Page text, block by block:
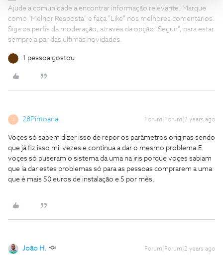
Ajude a comunidade a encontrar informação relevante. Marque
como "Melhor Resposta" e faça "Like" nos melhores comentários.
Siga os perfis da moderação, através da opção "Seguir", para estar
sempre a par das ultimas novidades.
1 pessoa gostou
2 28Pintoana Forum|Forum|2 years ago
Voçes só sabem dizer isso de repor os parâmetros originas sendo
que já fiz isso mil vezes e continua a dar o mesmo problema.E
voçes só puseram o sistema da uma na iris porque voçes sabiam
que ia dar estes problemas só para as pessoas comprarem a uma
que é mais 50 euros de instalação e 5 por mês.
João H. Forum|Forum|2 years ago